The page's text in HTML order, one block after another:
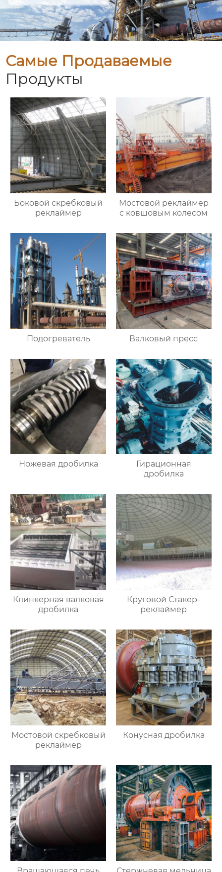
Самые Продаваемые
Продукты
Боковой скребковый
реклаймер
Мостовой реклаймер
с ковшовым колесом
Подогреватель Валковый пресс
Ножевая дробилка
Гирационная
дробилка
Клинкерная валковая
дробилка
Круговой Стакер-
реклаймер
Мостовой скребковый
реклаймер
Конусная дробилка